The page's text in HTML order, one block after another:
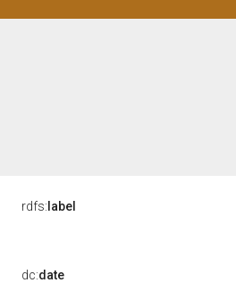
rdfs: label
dc:date